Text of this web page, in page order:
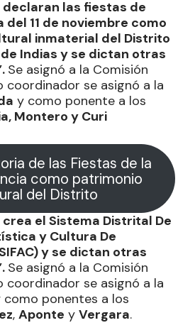
declaran las fiestas de
11 de noviembre como
inmaterial del Distrito
Indias y se dictan otras
Se asignó a la Comisión
se asignó a la
y como ponente a los
Montero y Curi
de las Fiestas de la
como patrimonio
del Distrito
crea el Sistema Distrital De
y Cultura De
y se dictan otras
Se asignó a la Comisión
se asignó a la
como ponentes a los
, Aponte y Vergara.